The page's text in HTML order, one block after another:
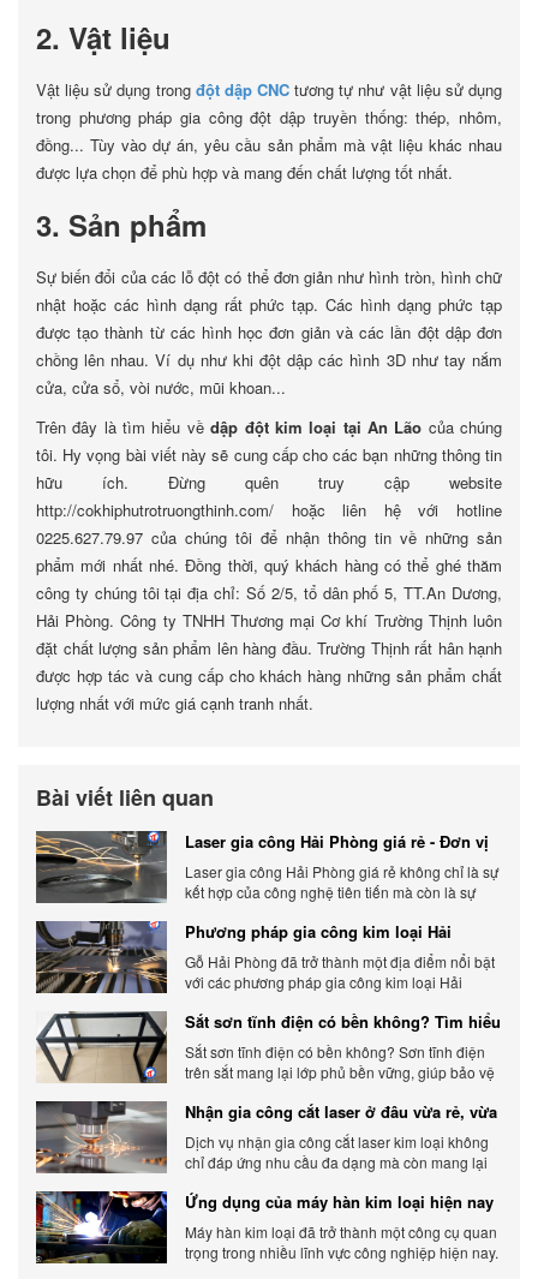
2. Vật liệu
Vật liệu sử dụng trongđột dập CNC tương tự như vật liệu sử dụng
trong phương pháp gia công đột dập truyền thống: thép, nhôm,
đồng... Tùy vào dự án, yêu cầu sản phẩm mà vật liệu khác nhau
được lựa chọn để phù hợp và mang đến chất lượng tốt nhất.
3. Sản phẩm
Sự biến đổi của các lỗ đột có thể đơn giản như hình tròn, hình chữ
nhật hoặc các hình dạng rất phức tạp. Các hình dạng phức tạp
được tạo thành từ các hình học đơn giản và các lần đột dập đơn
chồng lên nhau. Ví dụ như khi đột dập các hình 3D như tay nắm
cửa, cửa sổ, vòi nước, mũi khoan...
Trên đây là tìm hiểu vềdập đột kim loại tại An Lão của chúng
tôi. Hy vọng bài viết này sẽ cung cấp cho các bạn những thông tin
hữu ích. Đừng quên truy cập website
http://cokhiphutrotruongthinh.com/ hoặc liên hệ với hotline
0225.627.79.97 của chúng tôi để nhận thông tin về những sản
phẩm mới nhất nhé. Đồng thời, quý khách hàng có thể ghé thăm
công ty chúng tôi tại địa chỉ: Số 2/5, tổ dân phố 5, TT.An Dương,
Hải Phòng. Công ty TNHH Thương mại Cơ khí Trường Thịnh luôn
đặt chất lượng sản phẩm lên hàng đầu. Trường Thịnh rất hân hạnh
được hợp tác và cung cấp cho khách hàng những sản phẩm chất
lượng nhất với mức giá cạnh tranh nhất.
Bài viết liên quan
Laser gia công Hải Phòng giá rẻ - Đơn vị
gia công báo giá chính xác
Laser gia công Hải Phòng giá rẻ không chỉ là sự
kết hợp của công nghệ tiên tiến mà còn là sự
khách hàng. Xem ngay nhé.
Phương pháp gia công kim loại Hải
Phòng phổ biến hiện nay
Gỗ Hải Phòng đã trở thành một địa điểm nổi bật
với các phương pháp gia công kim loại Hải
Sắt sơn tĩnh điện có bền không? Tìm hiểu
chi tiết
Sắt sơn tĩnh điện có bền không? Sơn tĩnh điện
trên sắt mang lại lớp phủ bền vững, giúp bảo vệ
động bên ngoài.
Nhận gia công cắt laser ở đâu vừa rẻ, vừa
chất lượng
Dịch vụ nhận gia công cắt laser kim loại không
chỉ đáp ứng nhu cầu đa dạng mà còn mang lại
Ứng dụng của máy hàn kim loại hiện nay
Máy hàn kim loại đã trở thành một công cụ quan
trọng trong nhiều lĩnh vực công nghiệp hiện nay.